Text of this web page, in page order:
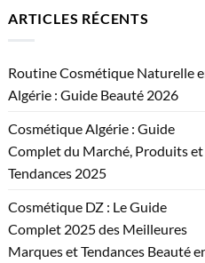
ARTICLES RÉCENTS
Routine Cosmétique Naturelle
Algérie : Guide Beauté 2026
Cosmétique Algérie : Guide
Complet du Marché, Produits et
Tendances 2025
Cosmétique DZ : Le Guide
Complet 2025 des Meilleures
Marques et Tendances Beauté